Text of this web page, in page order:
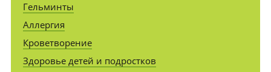
Гельминты
Аллергия
Кроветворение
Здоровье детей и подростков